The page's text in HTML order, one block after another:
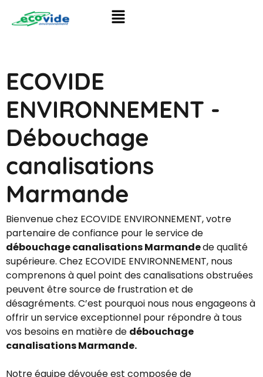
ECOVIDE
ENVIRONNEMENT -
Débouchage
canalisations
Marmande
Bienvenue chez ECOVIDE ENVIRONNEMENT, votre
partenaire de confiance pour le service de
débouchage canalisations Marmandede qualité
supérieure. Chez ECOVIDE ENVIRONNEMENT, nous
comprenons à quel point des canalisations obstruées
peuvent être source de frustration et de
désagréments. C’est pourquoi nous nous engageons à
offrir un service exceptionnel pour répondre à tous
vos besoins en matière de débouchage
canalisations Marmande.
Notre équipe dévouée est composée de